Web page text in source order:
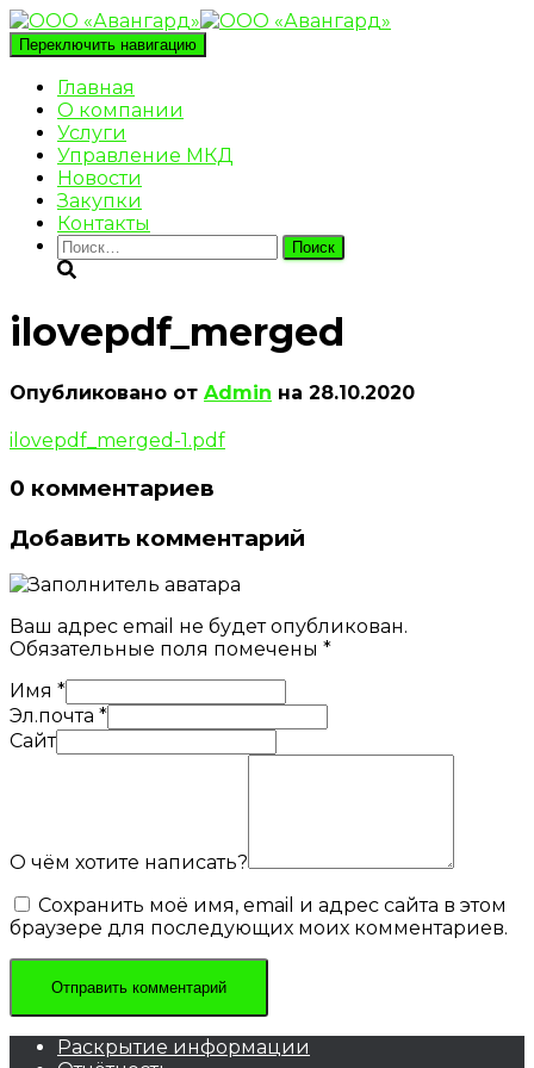
Переключить навигацию
Главная
О компании
Услуги
Управление МКД
Новости
Закупки
Контакты
Найти:
ilovepdf_merged
Опубликовано от Admin на 28.10.2020
ilovepdf_merged-1.pdf
0 комментариев
Добавить комментарий
Ваш адрес email не будет опубликован.
Обязательные поля помечены *
Имя *
Эл.почта *
Сайт
О чём хотите написать?
Сохранить моё имя, email и адрес сайта в этом
браузере для последующих моих комментариев.
Раскрытие информации